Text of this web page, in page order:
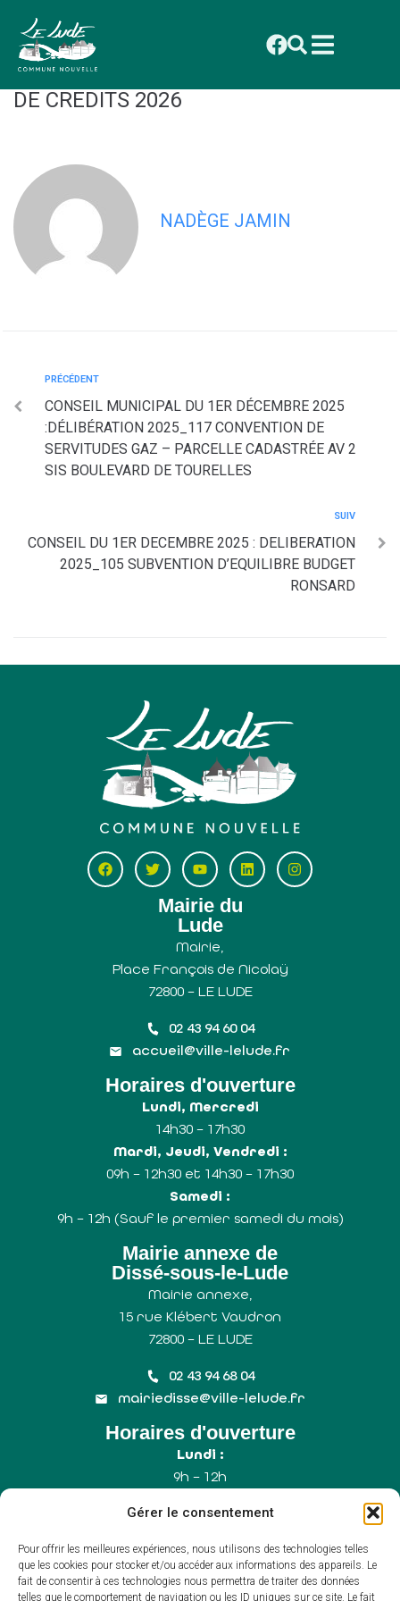
Gérer le consentement
Pour offrir les meilleures expériences, nous utilisons des technologies telles
que les cookies pour stocker et/ou accéder aux informations des appareils. Le
fait de consentir à ces technologies nous permettra de traiter des données
telles que le comportement de navigation ou les ID uniques sur ce site. Le fait
principal
CONSEIL DU 1ER DECEMBRE 2025 :
DELIBERATION 2025_104 OUVERTURE
DE CREDITS 2026
NADÈGE JAMIN
PRÉCÉDENT
CONSEIL MUNICIPAL DU 1ER DÉCEMBRE 2025
:DÉLIBÉRATION 2025_117 CONVENTION DE
SERVITUDES GAZ – PARCELLE CADASTRÉE AV 2
SIS BOULEVARD DE TOURELLES
SUIV
CONSEIL DU 1ER DECEMBRE 2025 : DELIBERATION
2025_105 SUBVENTION D’EQUILIBRE BUDGET
RONSARD
Mairie du
Lude
Mairie,
Place François de Nicolaÿ
72800 – LE LUDE
02 43 94 60 04
accueil@ville-lelude.fr
Horaires d'ouverture
Lundi, Mercredi
14h30 – 17h30
Mardi, Jeudi, Vendredi :
09h – 12h30 et 14h30 – 17h30
Samedi :
9h – 12h (Sauf le premier samedi du mois)
Mairie annexe de
Dissé-sous-le-Lude
Mairie annexe,
15 rue Klébert Vaudron
72800 – LE LUDE
02 43 94 68 04
mairiedisse@ville-lelude.fr
Horaires d'ouverture
Lundi :
9h – 12h
9h – 12h
Samedi :
9h – 12h (Uniquement le 1er samedi du mois)